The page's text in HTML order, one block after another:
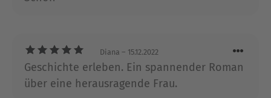
lehrreiches Lesevergnügen
Diana – 15.12.2022
Geschichte erleben. Ein spannender Roman
über eine herausragende Frau.